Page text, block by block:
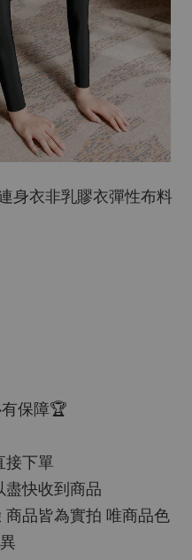
身衣非乳賿衣彈性布料
保障🏆
接下單
盡快收到商品
品皆為實拍 唯商品色